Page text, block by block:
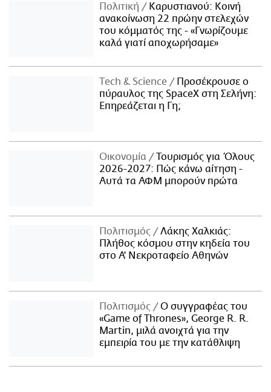
Πολιτική
Καρυστιανού: Κοινή
ανακοίνωση 22 πρώην στελεχών
του κόμματός της - «Γνωρίζουμε
καλά γιατί αποχωρήσαμε»
Τech & Science
Προσέκρουσε ο
πύραυλος της SpaceX στη Σελήνη:
Επηρεάζεται η Γη;
Οικονομία
Τουρισμός για Όλους
2026-2027: Πώς κάνω αίτηση -
Αυτά τα ΑΦΜ μπορούν πρώτα
Πολιτισμός
Λάκης Χαλκιάς:
Πλήθος κόσμου στην κηδεία του
στο Α' Νεκροταφείο Αθηνών
Πολιτισμός
Ο συγγραφέας του
«Game of Thrones», George R. R.
Martin, μιλά ανοιχτά για την
εμπειρία του με την κατάθλιψη